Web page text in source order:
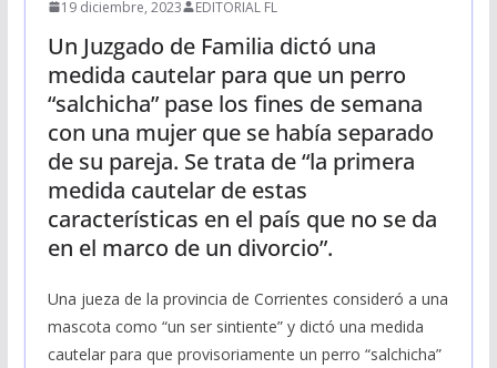
19 diciembre, 2023 EDITORIAL FL
Un Juzgado de Familia dictó una
medida cautelar para que un perro
“salchicha” pase los fines de semana
con una mujer que se había separado
de su pareja. Se trata de “la primera
medida cautelar de estas
características en el país que no se da
en el marco de un divorcio”.
Una jueza de la provincia de Corrientes consideró a una
mascota como “un ser sintiente” y dictó una medida
cautelar para que provisoriamente un perro “salchicha”